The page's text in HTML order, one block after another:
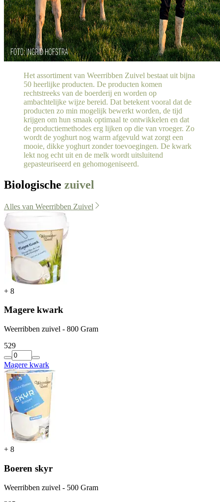
Het assortiment van Weerribben Zuivel bestaat uit bijna
50 heerlijke producten. De producten komen
rechtstreeks van de boerderij en worden op
ambachtelijke wijze bereid. Dat betekent vooral dat de
producten zo min mogelijk bewerkt worden, de tijd
krijgen om hun smaak optimaal te ontwikkelen en dat
de productiemethodes erg lijken op die van vroeger. Zo
wordt de yoghurt nog warm afgevuld wat zorgt een
mooie, dikke yoghurt zonder toevoegingen. De kwark
lekt nog echt uit en de melk wordt uitsluitend
gepasteuriseerd en gehomogeniseerd.
Biologische zuivel
Alles van Weerribben Zuivel
+ 8
Magere kwark
Weerribben zuivel - 800 Gram
529
Magere kwark
+ 8
Boeren skyr
Weerribben zuivel - 500 Gram